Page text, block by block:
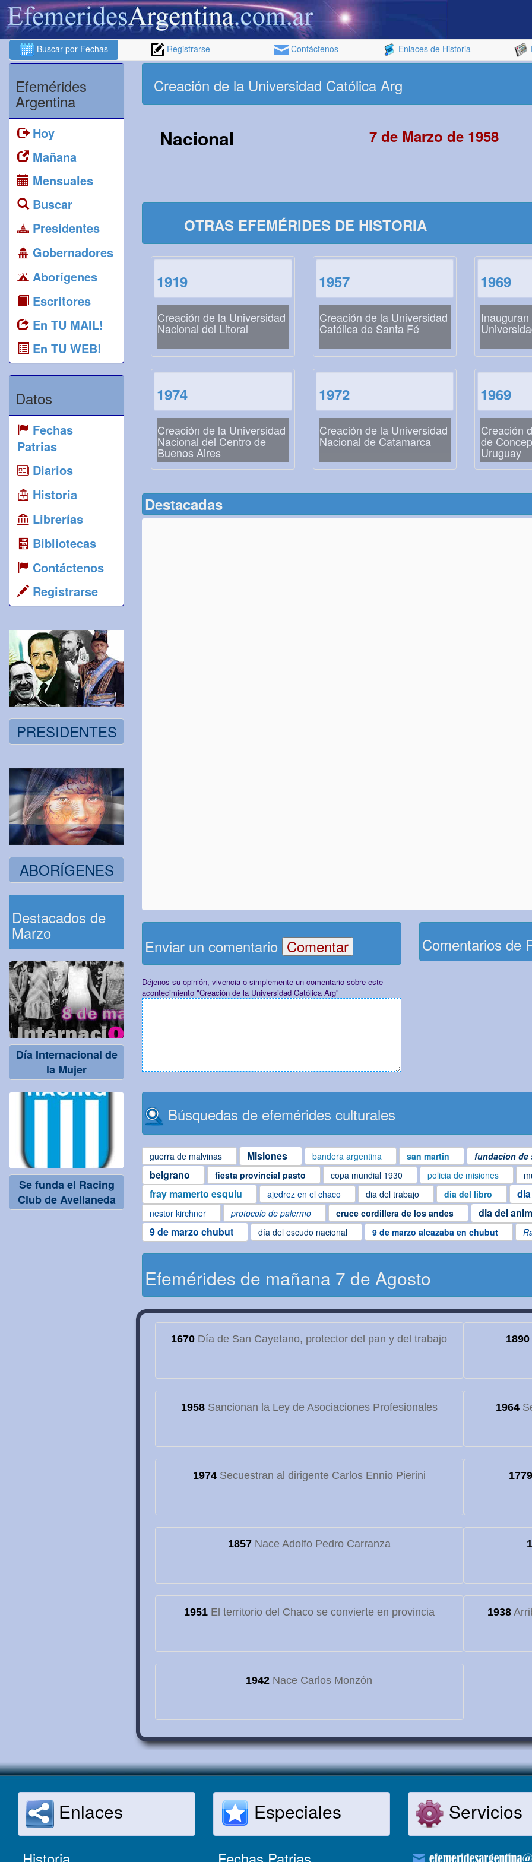
Buscar por Fechas Registrarse Contáctenos Enlaces de Historia
Efemérides
Argentina
Hoy
Mañana
Mensuales
Buscar
Presidentes
Gobernadores
Aborígenes
Escritores
En TU MAIL!
En TU WEB!
Datos
Fechas
Patrias
Diarios
Historia
Librerías
Bibliotecas
Contáctenos
Registrarse
PRESIDENTES
ABORÍGENES
Destacados de
Marzo
Día Internacional de
la Mujer
Se funda el Racing
Club de Avellaneda
Creación de la Universidad Católica Arg
Nacional 7 de Marzo de 1958
OTRAS EFEMÉRIDES DE HISTORIA
1919
Creación de la Universidad
Nacional del Litoral
1957
Creación de la Universidad
Católica de Santa Fé
1969
1974
Creación de la Universidad
Nacional del Centro de
Buenos Aires
1972
Creación de la Universidad
Nacional de Catamarca
1969
Creación
de
Uruguay
Destacadas
Enviar un comentario
Déjenos su opinión, vivencia o simplemente un comentario sobre este
acontecimiento "Creación de la Universidad Católica Arg"
Comentarios de
Búsquedas de efemérides culturales
guerra de malvinas Misiones bandera argentina san martin fundacion de
belgrano fiesta provincial pasto copa mundial 1930 policia de misiones
fray mamerto esquiu ajedrez en el chaco dia del trabajo dia del libro
nestor kirchner
protocolo de palermo cruce cordillera de los andes dia del
9 de marzo chubut día del escudo nacional 9 de marzo alcazaba en chubut
Efemérides de mañana 7 de Agosto
1670 Día de San Cayetano, protector del pan y del trabajo 1890
1958Sancionan la Ley de Asociaciones Profesionales 1964
1974Secuestran al dirigente Carlos Ennio Pierini 1779
1857Nace Adolfo Pedro Carranza
1951El territorio del Chaco se convierte en provincia 1938
1942 Nace Carlos Monzón
Enlaces Especiales Servicios